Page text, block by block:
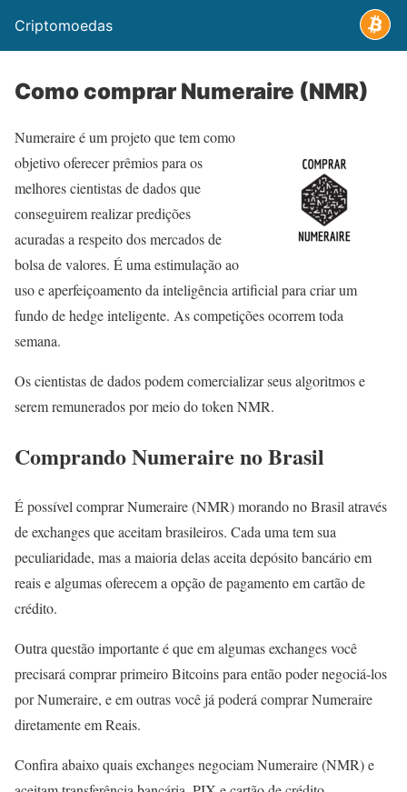
Criptomoedas
Como comprar Numeraire (NMR)
Numeraire é um projeto que tem como
objetivo oferecer prêmios para os
melhores cientistas de dados que
conseguirem realizar predições
acuradas a respeito dos mercados de
bolsa de valores. É uma estimulação ao
uso e aperfeiçoamento da inteligência artificial para criar um
fundo de hedge inteligente. As competições ocorrem toda
semana.
Os cientistas de dados podem comercializar seus algoritmos e
serem remunerados por meio do token NMR.
Comprando Numeraire no Brasil
É possível comprar Numeraire (NMR) morando no Brasil através
de exchanges que aceitam brasileiros. Cada uma tem sua
peculiaridade, mas a maioria delas aceita depósito bancário em
reais e algumas oferecem a opção de pagamento em cartão de
crédito.
Outra questão importante é que em algumas exchanges você
precisará comprar primeiro Bitcoins para então poder negociá-los
por Numeraire, e em outras você já poderá comprar Numeraire
diretamente em Reais.
Confira abaixo quais exchanges negociam Numeraire (NMR) e